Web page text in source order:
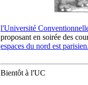
l'Université
proposant en soirée des
espaces du nord est parisien.
Bientôt à l'UC